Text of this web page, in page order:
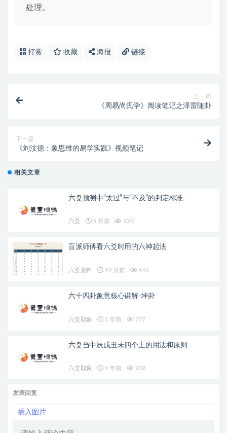
处理。
打赏 收藏 海报 链接
上一篇
《周易尚氏学》阅读笔记之泽雷随卦
下一篇
《刘汶德：象思维的易学实践》视频笔记
相关文章
六爻预测中“太过”与“不及”的判定标准
六爻 5 月前 126
盲派师傅看六爻时用的六神起法
六爻资料 12 月前 446
六十四卦象意核心讲解-坤卦
六爻取象 1 年前 257
六爻当中辰戌丑未四个土的用法和原则
六爻取象 1 年前 209
发表回复
插入图片